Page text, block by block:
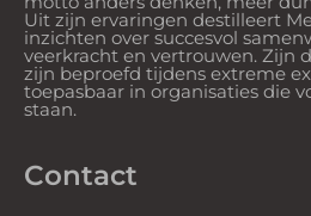
Uit zijn ervaringen destilleert
inzichten over succesvol
veerkracht en vertrouwen. Zijn
zijn beproefd tijdens extreme
toepasbaar in organisaties die
staan.
Contact